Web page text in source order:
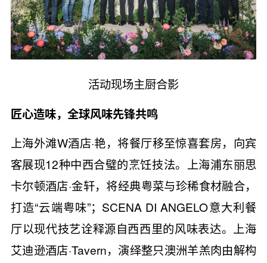
活动现场主厨合影
匠心造味，全球风味先锋共鸣
上海外滩W酒店·艳，将餐厅移至惊喜套房，向宾
客展现12种中西合璧的烹饪技法。上海浦东丽思
卡尔顿酒店·金轩，将经典粤菜与珍稀食材融合，
打造“云端粤味”；SCENA DI ANGELO意大利餐
厅以现代技艺诠释源自西西里的风味表达。上海
艾迪逊酒店·Tavern，演绎整只澳洲羊羔肉由解构